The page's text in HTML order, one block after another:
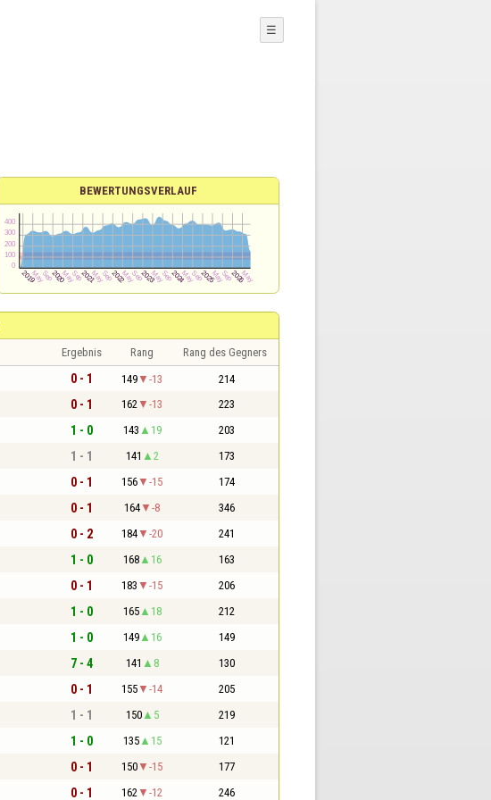
☰
BEWERTUNGSVERLAUF
Ergebnis Rang Rang des Gegners
0 - 1 149 -13 214
0 - 1 162 -13 223
1 - 0 143 19 203
1 - 1 141 2 173
0 - 1 156 -15 174
0 - 1 164 -8 346
0 - 2 184 -20 241
1 - 0 168 16 163
0 - 1 183 -15 206
1 - 0 165 18 212
1 - 0 149 16 149
7 - 4 141 8 130
0 - 1 155 -14 205
1 - 1 150 5 219
1 - 0 135 15 121
0 - 1 150 -15 177
0 - 1 162 -12 246